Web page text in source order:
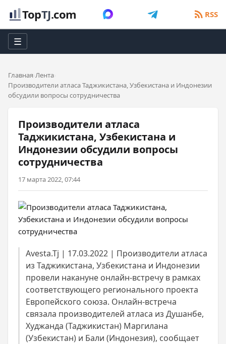
TopTJ.com RSS
☰
Главная Лента
Производители атласа Таджикистана, Узбекистана и Индонезии
обсудили вопросы сотрудничества
Производители атласа
Таджикистана, Узбекистана и
Индонезии обсудили вопросы
сотрудничества
17 марта 2022, 07:44
Avesta.Tj | 17.03.2022 | Производители атласа
из Таджикистана, Узбекистана и Индонезии
провели накануне онлайн-встречу в рамках
соответствующего регионального проекта
Европейского союза. Онлайн-встреча
связала производителей атласа из Душанбе,
Худжанда (Таджикистан) Маргилана
(Узбекистан) и Бали (Индонезия), сообщает